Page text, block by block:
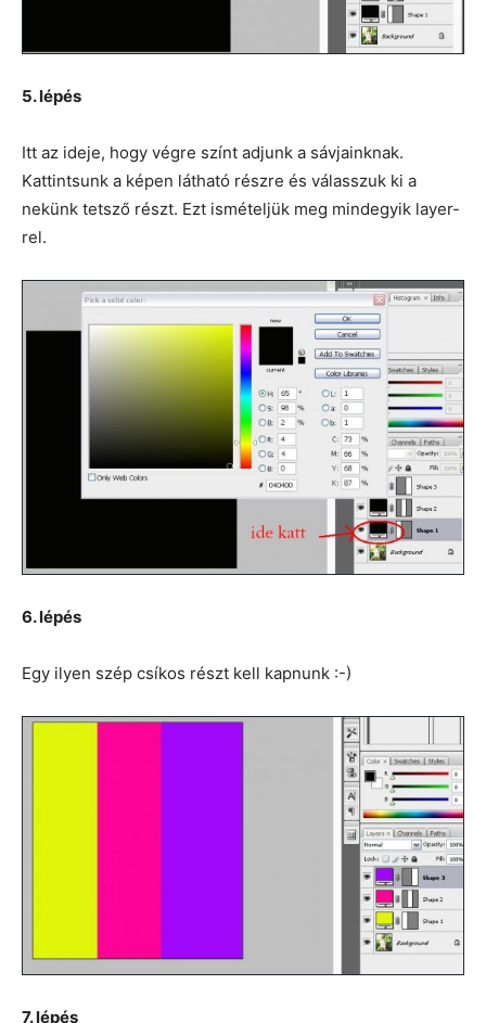
5. lépés
Itt az ideje, hogy végre színt adjunk a sávjainknak.
Kattintsunk a képen látható részre és válasszuk ki a
nekünk tetsző részt. Ezt ismételjük meg mindegyik layer-
rel.
6. lépés
Egy ilyen szép csíkos részt kell kapnunk :-)
7. lépés